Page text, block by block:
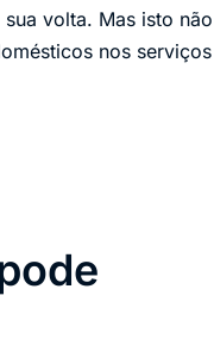
volta. Mas isto não
nos serviços